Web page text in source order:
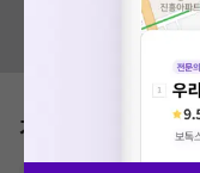
혹시 잘못된 병원
가격표